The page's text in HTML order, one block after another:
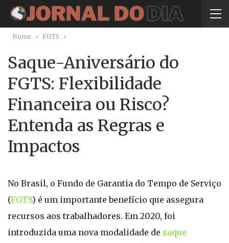
Home FGTS
Saque-Aniversário do
FGTS: Flexibilidade
Financeira ou Risco?
Entenda as Regras e
Impactos
No Brasil, o Fundo de Garantia do Tempo de Serviço
(FGTS) é um importante benefício que assegura
recursos aos trabalhadores. Em 2020, foi
introduzida uma nova modalidade de saque